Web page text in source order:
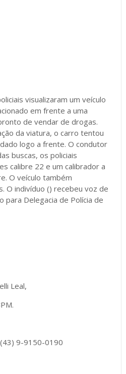
visualizaram um veículo
em frente a uma
de vendar de drogas.
da viatura, o carro tentou
logo a frente. O condutor
buscas, os policiais
calibre 22 e um calibrador a
O veículo também
O indivíduo () recebeu voz de
para Delegacia de Polícia de
Leal,
9-9150-0190